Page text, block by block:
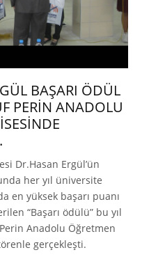
BAŞARI ÖDÜL
PERİN ANADOLU
Dr.Hasan Ergül’ün
her yıl üniversite
en yüksek başarı puanı
“Başarı ödülü” bu yıl
Anadolu Öğretmen
gerçekleşti.